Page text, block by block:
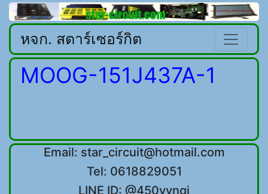
หจก. สตาร์เซอร์กิต
MOOG-151J437A-1
Email: star_circuit@hotmail.com
Tel: 0618829051
LINE ID: @450yvnqj